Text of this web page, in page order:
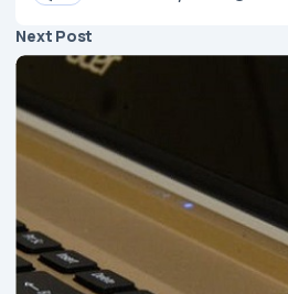
Next Post